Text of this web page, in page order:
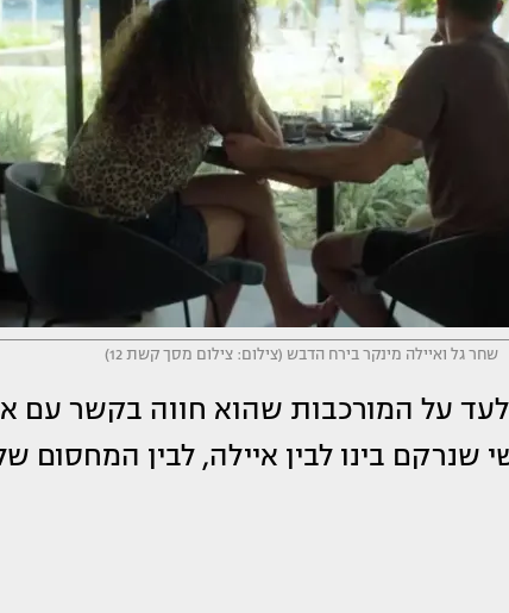
שחר גל ואיילה מינקר בירח הדבש (צילום: צילום מסך קשת 12)
על המורכבות שהוא חווה בקשר עם
שנרקם בינו לבין איילה, לבין המחסום